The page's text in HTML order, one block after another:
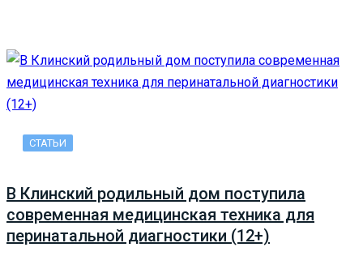
СТАТЬИ
В Клинский родильный дом поступила
современная медицинская техника для
перинатальной диагностики (12+)